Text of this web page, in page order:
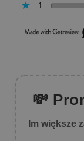
1
💸
Im większe